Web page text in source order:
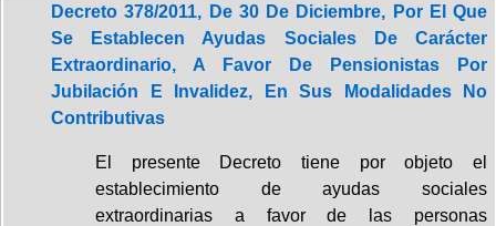
Decreto 378/2011, De 30 De Diciembre, Por El Que
Se Establecen Ayudas Sociales De Carácter
Extraordinario, A Favor De Pensionistas Por
Jubilación E Invalidez, En Sus Modalidades No
Contributivas
El presente Decreto tiene por objeto el
establecimiento de ayudas sociales
extraordinarias a favor de las personas